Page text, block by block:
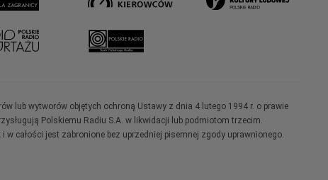
lub wytworów objętych ochroną Ustawy z dnia 4 lutego 1994 r. o prawie
Polskiemu Radiu S.A. w likwidacji lub podmiotom trzecim.
całości jest zabronione bez uprzedniej pisemnej zgody uprawnionego.